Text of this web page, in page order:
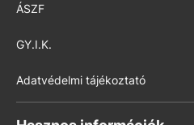
ÁSZF
GY.I.K.
Adatvédelmi tájékoztató